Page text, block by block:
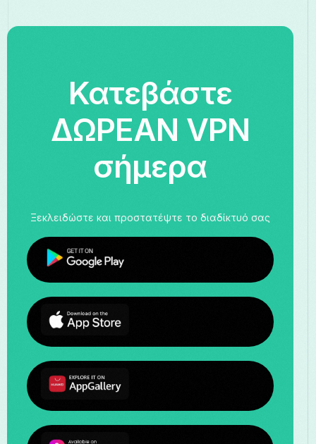
Κατεβάστε
ΔΩΡΕΑΝ VPN
σήμερα
Ξεκλειδώστε και προστατέψτε το διαδίκτυό σας